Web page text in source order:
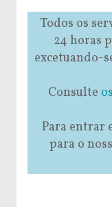
Todos os
24 horas
excetuando-
Consulte
Para entrar
para o